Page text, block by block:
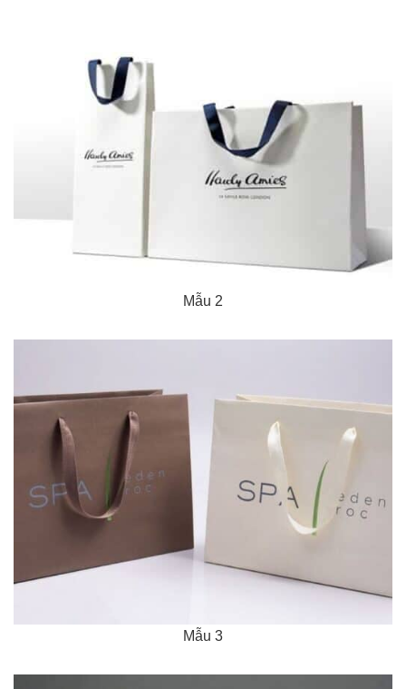
Mẫu 2
Mẫu 3